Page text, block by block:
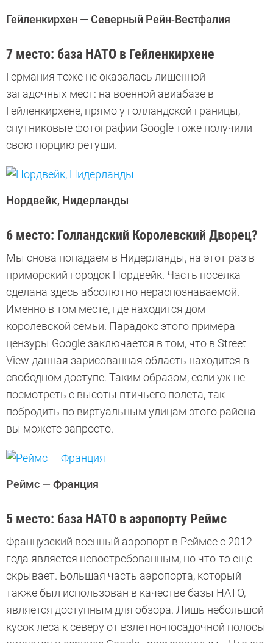
Гейленкирхен — Северный Рейн-Вестфалия
7 место: база НАТО в Гейленкирхене
Германия тоже не оказалась лишенной
загадочных мест: на военной авиабазе в
Гейленкирхене, прямо у голландской границы,
спутниковые фотографии Google тоже получили
свою порцию ретуши.
Нордвейк, Нидерланды
6 место: Голландский Королевский Дворец?
Мы снова попадаем в Нидерланды, на этот раз в
приморский городок Нордвейк. Часть поселка
сделана здесь абсолютно нераспознаваемой.
Именно в том месте, где находится дом
королевской семьи. Парадокс этого примера
цензуры Google заключается в том, что в Street
View данная зарисованная область находится в
свободном доступе. Таким образом, если уж не
посмотреть с высоты птичьего полета, так
побродить по виртуальным улицам этого района
вы можете запросто.
Реймс — Франция
5 место: база НАТО в аэропорту Реймс
Французский военный аэропорт в Реймсе с 2012
года является невостребованным, но что-то еще
скрывает. Большая часть аэропорта, который
также был использован в качестве базы НАТО,
является доступным для обзора. Лишь небольшой
кусок леса к северу от взлетно-посадочной полосы